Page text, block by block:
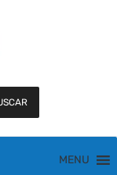
MENU